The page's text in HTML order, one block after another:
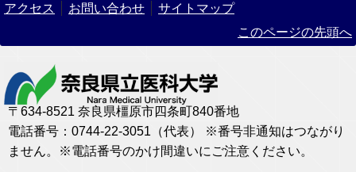
アクセス お問い合わせ
サイトマップ
このページの先頭へ
〒634-8521 奈良県橿原市四条町840番地
電話番号：0744-22-3051（代表） ※番号非通知はつながり
ません。※電話番号のかけ間違いにご注意ください。